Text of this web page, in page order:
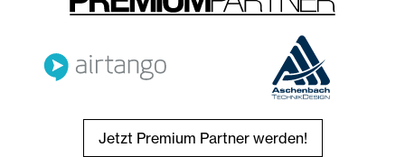
Jetzt Premium Partner werden!